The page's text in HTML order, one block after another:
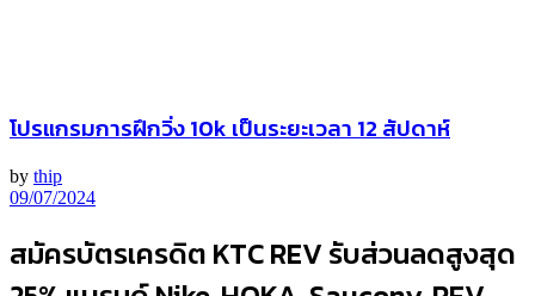
โปรแกรมการฝึกวิ่ง 10k เป็นระยะเวลา 12 สัปดาห์
by thip
09/07/2024
สมัครบัตรเครดิต KTC REV รับส่วนลดสูงสุด